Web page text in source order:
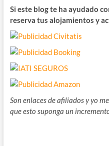
Si este blog te ha ayudado
reserva tus alojamientos y
Son enlaces de afiliados y yo
que esto suponga un